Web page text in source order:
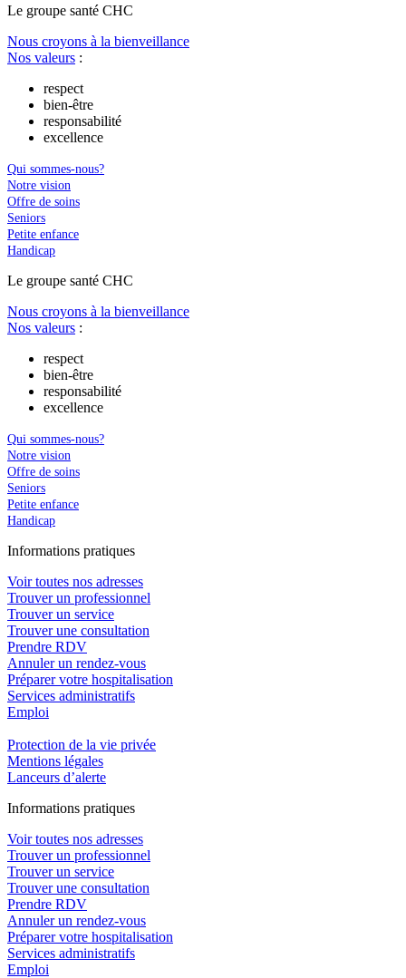
Le groupe santé CHC
Nous croyons à la bienveillance
Nos valeurs :
respect
bien-être
responsabilité
excellence
Qui sommes-nous?
Notre vision
Offre de soins
Seniors
Petite enfance
Handicap
Le groupe santé CHC
Nous croyons à la bienveillance
Nos valeurs :
respect
bien-être
responsabilité
excellence
Qui sommes-nous?
Notre vision
Offre de soins
Seniors
Petite enfance
Handicap
Informations pratiques
Voir toutes nos adresses
Trouver un professionnel
Trouver un service
Trouver une consultation
Prendre RDV
Annuler un rendez-vous
Préparer votre hospitalisation
Services administratifs
Emploi​
Protection de la vie privée
Mentions légales
Lanceurs d’alerte
Informations pratiques
Voir toutes nos adresses
Trouver un professionnel
Trouver un service
Trouver une consultation
Prendre RDV
Annuler un rendez-vous
Préparer votre hospitalisation
Services administratifs
Emploi​